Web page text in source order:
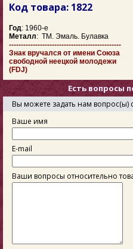
Код товара: 1822
Год: 1960-е
Металл: ТМ. Эмаль. Булавка
-----------------------------------------------
Знак вручался от имени Союза
свободной неецкой молодежи
(FDJ)
Есть вопросы
Вы можете задать нам
Ваше имя
E-mail
Ваши вопросы относительно